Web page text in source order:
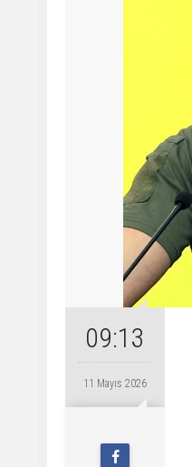
09:13
11 Mayıs 2026